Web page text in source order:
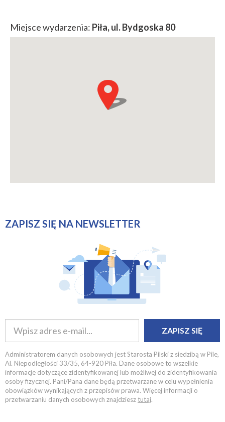
Miejsce wydarzenia: Piła, ul. Bydgoska 80
ZAPISZ SIĘ NA NEWSLETTER
ZAPISZ SIĘ
Administratorem danych osobowych jest Starosta Pilski z siedzibą w Pile,
Al. Niepodległości 33/35, 64-920 Piła. Dane osobowe to wszelkie
informacje dotyczące zidentyfikowanej lub możliwej do zidentyfikowania
osoby fizycznej. Pani/Pana dane będą przetwarzane w celu wypełnienia
obowiązków wynikających z przepisów prawa. Więcej informacji o
przetwarzaniu danych osobowych znajdziesz tutaj.